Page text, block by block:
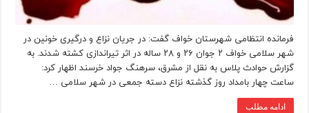
فرمانده انتظامی شهرستان خواف گفت: در جریان نزاع و درگیری خونین در
شهر سلامی خواف ۲ جوان ۲۶ و ۲۸ ساله در اثر تیراندازی کشته شدند. به
گزارش حوادث پلاس به نقل از مشرق، سرهنگ جواد خرسند اظهار کرد:
ساعت چهار بامداد روز گذشته نزاع دسته جمعی در شهر سلامی …
ادامه مطلب